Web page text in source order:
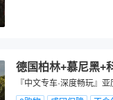
德国柏林+慕尼黑+
『中文专车·深度畅玩』